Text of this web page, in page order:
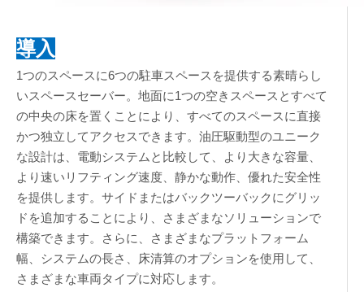
導入
1つのスペースに6つの駐車スペースを提供する素晴らし
いスペースセーバー。地面に1つの空きスペースとすべて
の中央の床を置くことにより、すべてのスペースに直接
かつ独立してアクセスできます。油圧駆動型のユニーク
な設計は、電動システムと比較して、より大きな容量、
より速いリフティング速度、静かな動作、優れた安全性
を提供します。サイドまたはバックツーバックにグリッ
ドを追加することにより、さまざまなソリューションで
構築できます。さらに、さまざまなプラットフォーム
幅、システムの長さ、床清算のオプションを使用して、
さまざまな車両タイプに対応します。